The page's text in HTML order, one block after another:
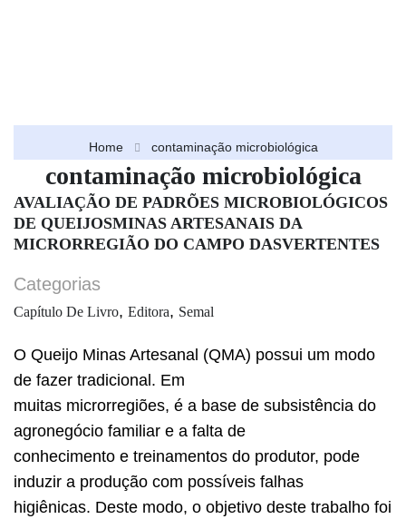
Home contaminação microbiológica
contaminação microbiológica
AVALIAÇÃO DE PADRÕES MICROBIOLÓGICOS
DE QUEIJOSMINAS ARTESANAIS DA
MICRORREGIÃO DO CAMPO DASVERTENTES
Categorias
Capítulo De Livro, Editora, Semal
O Queijo Minas Artesanal (QMA) possui um modo
de fazer tradicional. Em
muitas microrregiões, é a base de subsistência do
agronegócio familiar e a falta de
conhecimento e treinamentos do produtor, pode
induzir a produção com possíveis falhas
higiênicas. Deste modo, o objetivo deste trabalho foi